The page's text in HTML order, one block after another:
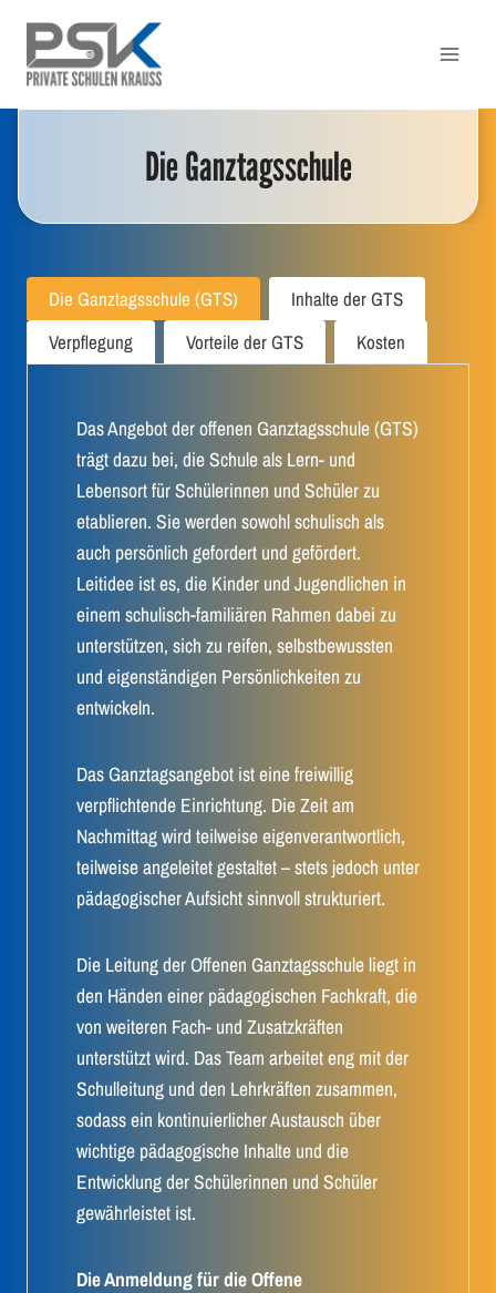
Inhalt
springen
Die Ganztagsschule
Die Ganztagsschule (GTS)
Inhalte der GTS
Verpflegung
Vorteile der GTS Kosten
Das Angebot der offenen Ganztagsschule (GTS)
trägt dazu bei, die Schule als Lern- und
Lebensort für Schülerinnen und Schüler zu
etablieren. Sie werden sowohl schulisch als
auch persönlich gefordert und gefördert.
Leitidee ist es, die Kinder und Jugendlichen in
einem schulisch-familiären Rahmen dabei zu
unterstützen, sich zu reifen, selbstbewussten
und eigenständigen Persönlichkeiten zu
entwickeln.
Das Ganztagsangebot ist eine freiwillig
verpflichtende Einrichtung. Die Zeit am
Nachmittag wird teilweise eigenverantwortlich,
teilweise angeleitet gestaltet – stets jedoch unter
pädagogischer Aufsicht sinnvoll strukturiert.
Die Leitung der Offenen Ganztagsschule liegt in
den Händen einer pädagogischen Fachkraft, die
von weiteren Fach- und Zusatzkräften
unterstützt wird. Das Team arbeitet eng mit der
Schulleitung und den Lehrkräften zusammen,
sodass ein kontinuierlicher Austausch über
wichtige pädagogische Inhalte und die
Entwicklung der Schülerinnen und Schüler
gewährleistet ist.
Die Anmeldung für die Offene